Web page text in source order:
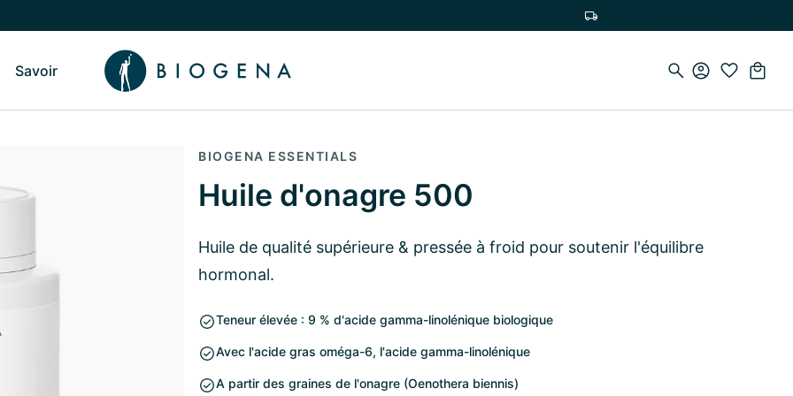
vers le sous-menu Qui sommes-nous
Savoir Basculer vers le sous-menu Savoir
BIOGENA ESSENTIALS
Huile d'onagre 500
Huile de qualité supérieure & pressée à froid pour soutenir l'équilibre
hormonal.
Teneur élevée : 9 % d'acide gamma-linolénique biologique
Avec l'acide gras oméga-6, l'acide gamma-linolénique
A partir des graines de l'onagre (Oenothera biennis)